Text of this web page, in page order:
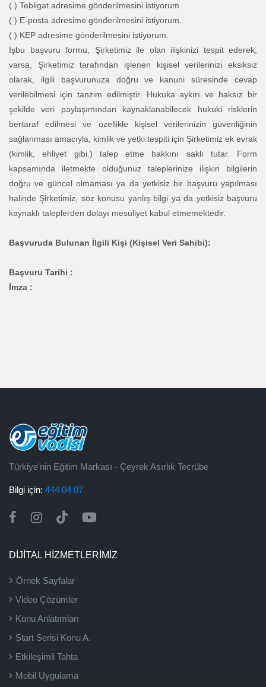
( ) Tebligat adresime gönderilmesini istiyorum
( ) E-posta adresime gönderilmesini istiyorum.
( ) KEP adresime gönderilmesini istiyorum.
İşbu başvuru formu, Şirketimiz ile olan ilişkinizi tespit ederek,
varsa, Şirketimiz tarafından işlenen kişisel verilerinizi eksiksiz
olarak, ilgili başvurunuza doğru ve kanuni süresinde cevap
verilebilmesi için tanzim edilmiştir. Hukuka aykırı ve haksız bir
şekilde veri paylaşımından kaynaklanabilecek hukuki risklerin
bertaraf edilmesi ve özellikle kişisel verilerinizin güvenliğinin
sağlanması amacıyla, kimlik ve yetki tespiti için Şirketimiz ek evrak
(kimlik, ehliyet gibi.) talep etme hakkını saklı tutar. Form
kapsamında iletmekte olduğunuz taleplerinize ilişkin bilgilerin
doğru ve güncel olmaması ya da yetkisiz bir başvuru yapılması
halinde Şirketimiz, söz konusu yanlış bilgi ya da yetkisiz başvuru
kaynaklı taleplerden dolayı mesuliyet kabul etmemektedir.
Başvuruda Bulunan İlgili Kişi (Kişisel Veri Sahibi):
Başvuru Tarihi :
İmza :
Türkiye'nin Eğitim Markası - Çeyrek Asırlık Tecrübe
Bilgi için: 444 04 07
DİJİTAL HİZMETLERİMİZ
Örnek Sayfalar
Video Çözümler
Konu Anlatımları
Start Serisi Konu A.
Etkileşimli Tahta
Mobil Uygulama